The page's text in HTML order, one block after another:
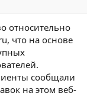
относительно
что на основе
сообщали
на этом веб-